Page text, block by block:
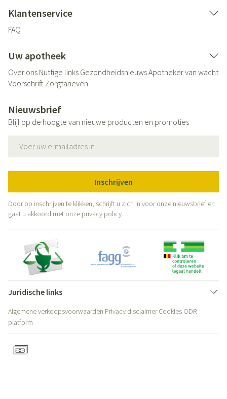
Klantenservice
FAQ
Uw apotheek
Over ons Nuttige links GezondheidsnieuwsApotheker van wacht
Voorschrift Zorgtarieven
Nieuwsbrief
Blijf op de hoogte van nieuwe producten en promoties
Inschrijven
Door op inschrijven te klikken, schrijft u zich in voor onze nieuwsbrief en
gaat u akkoord met onze privacy policy.
Juridische links
Algemene verkoopsvoorwaarden Privacy disclaimer Cookies ODR-
platform